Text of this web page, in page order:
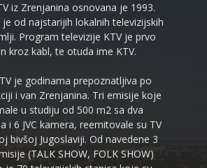
iz Zrenjanina osnovana je 1993.
od najstarijih lokalnih televizijskih
Program televizije KTV je prvo
kroz kabl, te otuda ime KTV.
je godinama prepoznatljiva po
i van Zrenjanina. Tri emisije koje
u studiju od 500 m2 sa dva
i 6 JVC kamera, reemitovale su TV
bivšoj Jugoslaviji. Od navedene 3
(TALK SHOW, FOLK SHOW)